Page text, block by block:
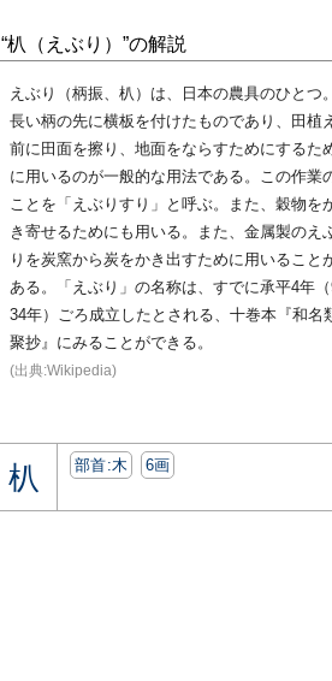
“朳（えぶり）”の解説
えぶり（柄振、朳）は、日本の農具のひとつ。
長い柄の先に横板を付けたものであり、田植え
前に田面を擦り、地面をならすためにするた
に用いるのが一般的な用法である。この作業
ことを「えぶりすり」と呼ぶ。また、穀物を
き寄せるためにも用いる。また、金属製のえ
りを炭窯から炭をかき出すために用いること
ある。「えぶり」の名称は、すでに承平4年
34年）ごろ成立したとされる、十巻本『和名
聚抄』にみることができる。
(出典:Wikipedia)
朳 部首:⽊ 6画